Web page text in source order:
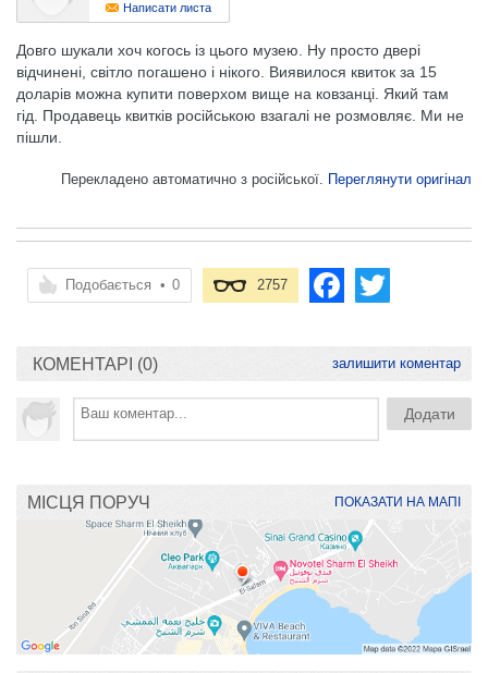
Написати листа
Довго шукали хоч когось із цього музею. Ну просто двері
відчинені, світло погашено і нікого. Виявилося квиток за 15
доларів можна купити поверхом вище на ковзанці. Який там
гід. Продавець квитків російською взагалі не розмовляє. Ми не
пішли.
Перекладено автоматично з російської. Переглянути оригінал
Подобається • 0 2757
КОМЕНТАРІ (0) залишити коментар
МІСЦЯ ПОРУЧ ПОКАЗАТИ НА МАПІ